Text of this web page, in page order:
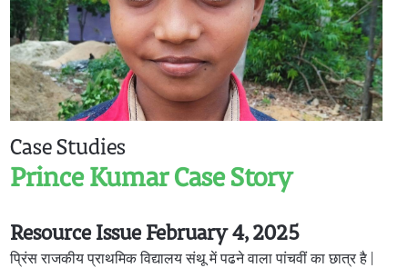
Case Studies
Prince Kumar Case Story
Resource Issue February 4, 2025
प्रिंस राजकीय प्राथमिक विद्यालय संथू में पढने वाला पांचवीं का छात्र है |